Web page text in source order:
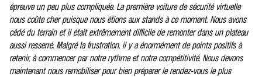
épreuve un peu plus compliquée. La première voiture de sécurité virtuelle
nous coûte cher puisque nous étions aux stands à ce moment. Nous avons
cédé du terrain et il était extrêmement difficile de remonter dans un plateau
aussi resserré. Malgré la frustration, il y a énormément de points positifs à
retenir, à commencer par notre rythme et notre compétitivité. Nous devons
maintenant nous remobiliser pour bien préparer le rendez-vous le plus